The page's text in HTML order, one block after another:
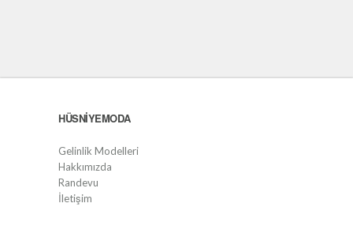
HÜSNIYEMODA
Gelinlik Modelleri
Hakkımızda
Randevu
İletişim